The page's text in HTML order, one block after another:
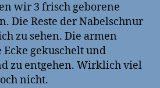
wir 3 frisch geborene
Die Reste der Nabelschnur
zu sehen. Die armen
gekuschelt und
zu entgehen. Wirklich viel
nicht.